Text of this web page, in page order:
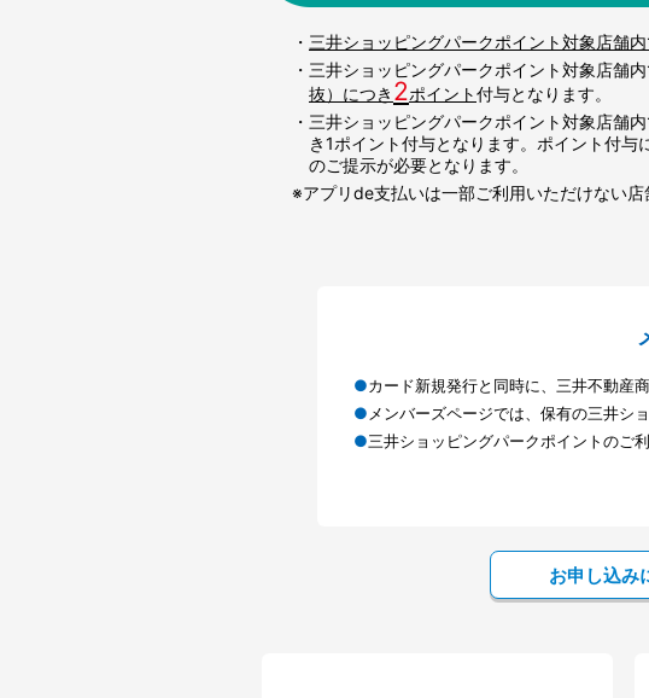
・ 三井ショッピングパークポイント対象店舗
・三井ショッピングパークポイント対象店舗
抜）につき 2ポイント付与となります。
・三井ショッピングパークポイント対象店舗
き1ポイント付与となります。ポイント付与
のご提示が必要となります。
※アプリde支払いは一部ご利用いただけない店
カード新規発行と同時に、三井不動産
メンバーズページでは、保有の三井シ
三井ショッピングパークポイントのご
お申し込み